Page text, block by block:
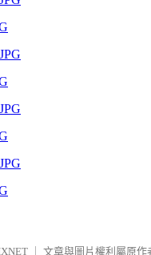
文章與圖片權利屬原作